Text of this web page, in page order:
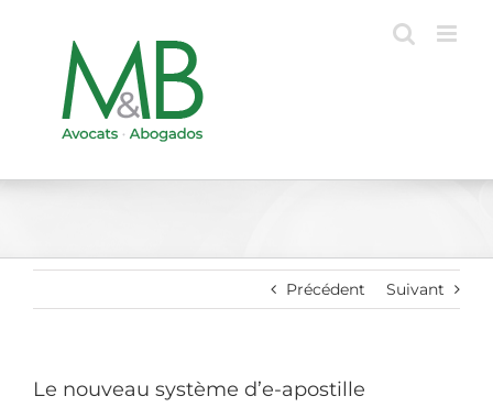
Précédent Suivant
Le nouveau système d’e-apostille